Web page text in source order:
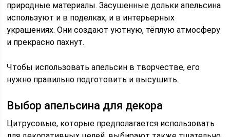
природные материалы. Засушенные дольки апельсина
используют и в поделках, и в интерьерных
украшениях. Они создают уютную, тёплую атмосферу
и прекрасно пахнут.
Чтобы использовать апельсин в творчестве, его
нужно правильно подготовить и высушить.
Выбор апельсина для декора
Цитрусовые, которые предполагается использовать